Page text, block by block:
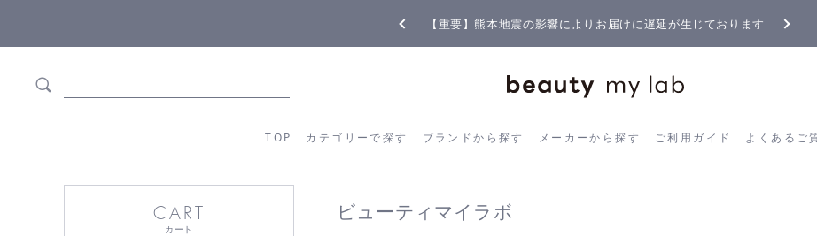
【重要】熊本地震の影響によりお届けに遅延が生じております
TOP カテゴリーで探す ブランドから探す メーカーから探す ご利用ガイド よくあるご
カテゴリーから探す ブランドから探す メーカーから探す ご利用ガイド よくあ
CART
カート
ビューティマイラボ